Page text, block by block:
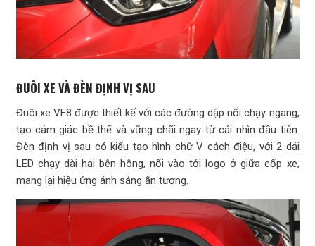
ĐUÔI XE VÀ ĐÈN ĐỊNH VỊ SAU
Đuôi xe VF8 được thiết kế với các đường dập nổi chạy ngang,
tạo cảm giác bề thế và vững chãi ngay từ cái nhìn đầu tiên.
Đèn định vị sau có kiểu tạo hình chữ V cách điệu, với 2 dải
LED chạy dài hai bên hông, nối vào tới logo ở giữa cốp xe,
mang lại hiệu ứng ánh sáng ấn tượng.